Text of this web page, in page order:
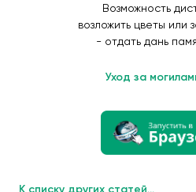
Возможность
возложить цветы или
- отдать дань
Уход за
К списку других статей...